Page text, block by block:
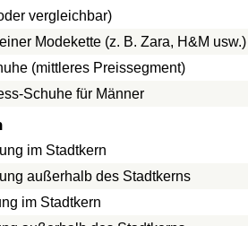
vergleichbar)
Modekette (z. B. Zara, H&M usw.)
(mittleres Preissegment)
Schuhe für Männer
im Stadtkern
außerhalb des Stadtkerns
im Stadtkern